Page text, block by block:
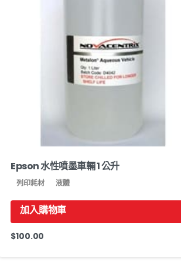
Epson 水性噴墨車輛 1 公升
列印耗材 液體
加入購物車
$100.00